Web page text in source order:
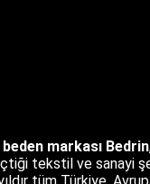
markası Bedrin
tekstil ve sanayi